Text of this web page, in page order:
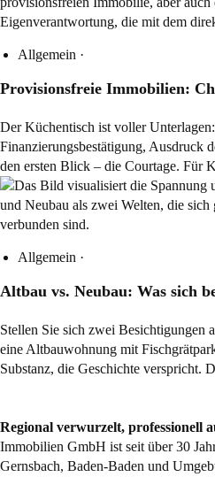
Allgemein ·
Provisionsfreie Immobilien:
Der Küchentisch ist voller
Finanzierungsbestätigung, Ausdruck
den ersten Blick – die Courtage. Für
Allgemein ·
Altbau vs. Neubau: Was sich
Stellen Sie sich zwei Besichtigungen
eine Altbauwohnung mit
Substanz, die Geschichte verspricht.
Regional verwurzelt, professionell
Immobilien GmbH ist seit über 30
Gernsbach, Baden-Baden und